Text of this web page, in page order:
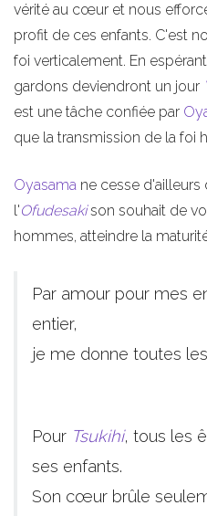
vérité au cœur et nous
profit de ces enfants. C'est
foi verticalement. En
gardons deviendront un jour
est une tâche confiée par
que la transmission de la foi
Oyasama ne cesse d'ailleurs
l'Ofudesakison souhait de
hommes, atteindre la
Par amour pour mes
entier,
je me donne toutes
Pour Tsukihi, tous les
ses enfants.
Son cœur brûle